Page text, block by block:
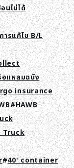
นไม่ได้
การแก้ไข B/L
อแหลมฉบัง
insurance
HAWB
Truck
40' container